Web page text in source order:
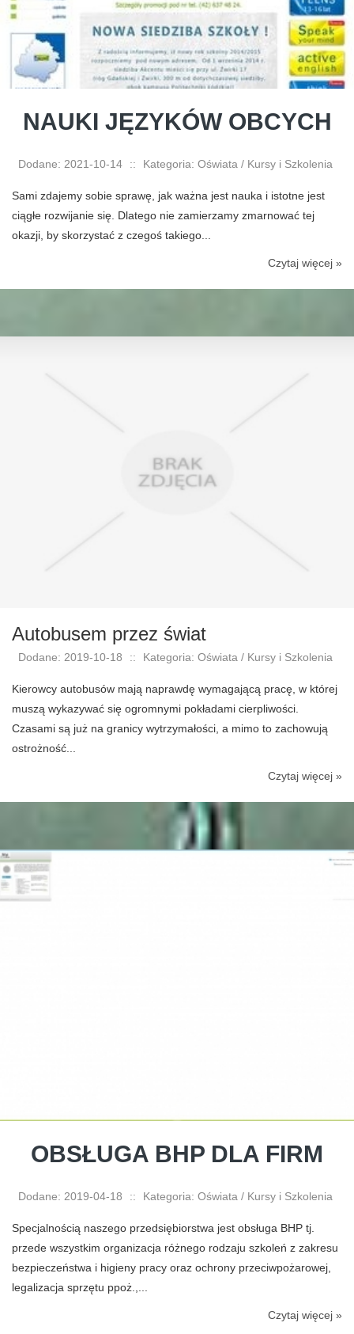
NAUKI JĘZYKÓW OBCYCH
Dodane: 2021-10-14 :: Kategoria: Oświata / Kursy i Szkolenia
Sami zdajemy sobie sprawę, jak ważna jest nauka i istotne jest
ciągłe rozwijanie się. Dlatego nie zamierzamy zmarnować tej
okazji, by skorzystać z czegoś takiego...
Czytaj więcej »
Autobusem przez świat
Dodane: 2019-10-18 :: Kategoria: Oświata / Kursy i Szkolenia
Kierowcy autobusów mają naprawdę wymagającą pracę, w której
muszą wykazywać się ogromnymi pokładami cierpliwości.
Czasami są już na granicy wytrzymałości, a mimo to zachowują
ostrożność...
Czytaj więcej »
OBSŁUGA BHP DLA FIRM
Dodane: 2019-04-18 :: Kategoria: Oświata / Kursy i Szkolenia
Specjalnością naszego przedsiębiorstwa jest obsługa BHP tj.
przede wszystkim organizacja różnego rodzaju szkoleń z zakresu
bezpieczeństwa i higieny pracy oraz ochrony przeciwpożarowej,
legalizacja sprzętu ppoż.,...
Czytaj więcej »